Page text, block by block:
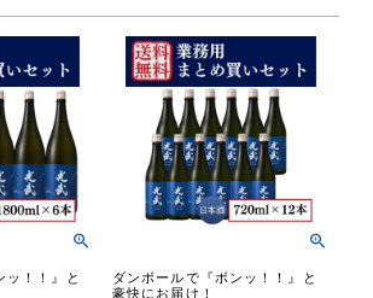
ッ！！』と
ダンボールで『ボンッ！！』と
豪快にお届け！